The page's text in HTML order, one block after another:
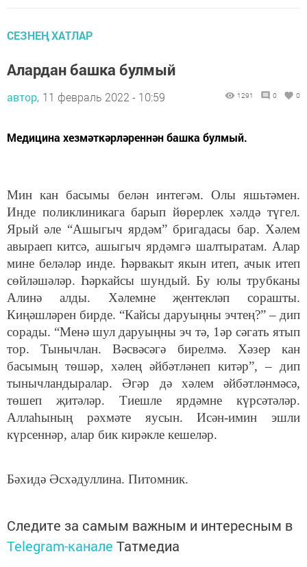
СЕЗНЕҢ ХАТЛАР
Алардан башка булмый
автор, 11 февраль 2022 - 10:59 1291 0 0
Медицина хезмәткәрләреннән башка булмый.
Мин кан басымы белән интегәм. Олы яшьтәмен.
Инде поликлиникага барып йөрерлек хәлдә түгел.
Ярый әле “Ашыгыч ярдәм” бригадасы бар. Хәлем
авыраеп китсә, ашыгыч ярдәмгә шалтыратам. Алар
мине беләләр инде. Һәрвакыт якын итеп, ачык итеп
сөйләшәләр. Һәркайсы шундый. Бу юлы трубканы
Алинә алды. Хәлемне җентекләп сорашты.
Киңәшләрен бирде. “Кайсы даруыңны эчтең?” – дип
сорады. “Менә шул даруыңны эч тә, 1әр сәгать ятып
тор. Тынычлан. Вәсвәсәгә бирелмә. Хәзер кан
басымың төшәр, хәлең әйбәтләнеп китәр”, – дип
тынычландыралар. Әгәр дә хәлем әйбәтләнмәсә,
төшеп җитәләр. Тиешле ярдәмне күрсәтәләр.
Аллаһының рәхмәте яусын. Исән-имин эшли
күрсеннәр, алар бик кирәкле кешеләр.
Бәхидә Әсхәдуллина. Питомник.
Следите за самым важным и интересным в
Telegram-канале Татмедиа